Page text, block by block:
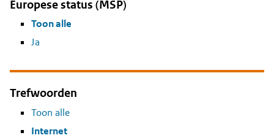
Europese status (MSP)
Toon alle
Ja
Trefwoorden
Toon alle
Internet